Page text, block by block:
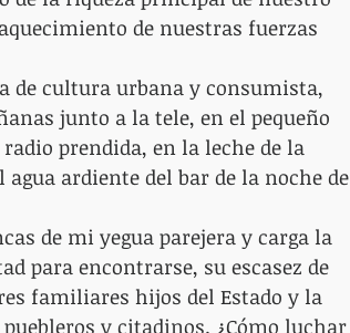
de nuestras fuerzas
de cultura urbana y consumista,
junto a la tele, en el pequeño
prendida, en la leche de la
ardiente del bar de la noche de
de mi yegua parejera y carga la
para encontrarse, su escasez de
familiares hijos del Estado y la
y citadinos. ¿Cómo luchar